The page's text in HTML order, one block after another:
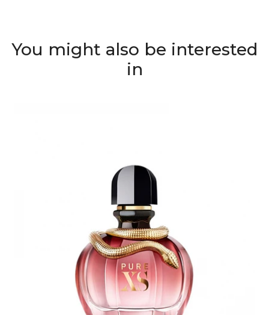
You might also be interested
in